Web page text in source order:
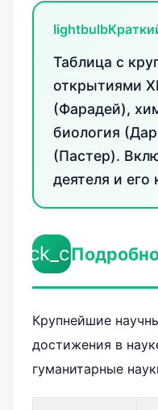
lightbulb
Таблица с
открытиями
(Фарадей),
биология
(Пастер).
деятеля и
Крупнейшие
достижения в
гуманитарные